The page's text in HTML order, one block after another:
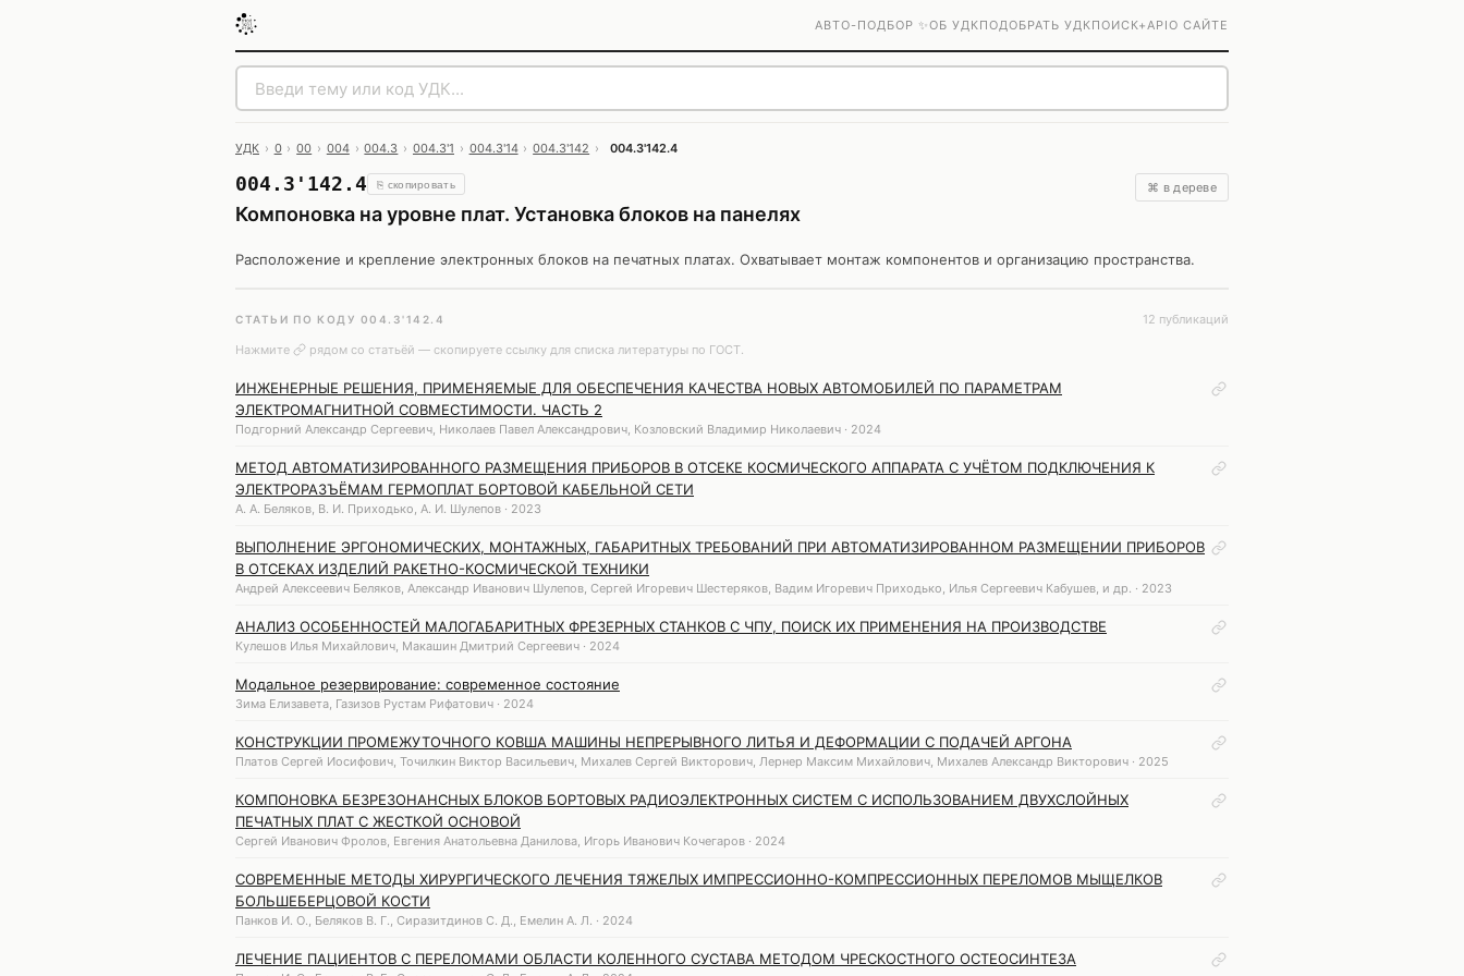
АВТО-ПОДБОР ✨ОБ УДКПОДОБРАТЬ УДКПОИСК+APIО САЙТЕ
УДК › 0 › 00 › 004 › 004.3 › 004.3'1 › 004.3'14 › 004.3'142 › 004.3'142.4
004.3'142.4 ⎘ скопировать
Компоновка на уровне плат. Установка блоков на панелях
⌘ в дереве
Расположение и крепление электронных блоков на печатных платах. Охватывает монтаж компонентов и организацию пространства.
СТАТЬИ ПО КОДУ 004.3'142.4
12 публикаций
Нажмите
рядом со статьёй — скопируете ссылку для списка литературы по ГОСТ.
ИНЖЕНЕРНЫЕ РЕШЕНИЯ, ПРИМЕНЯЕМЫЕ ДЛЯ ОБЕСПЕЧЕНИЯ КАЧЕСТВА НОВЫХ АВТОМОБИЛЕЙ ПО ПАРАМЕТРАМ
ЭЛЕКТРОМАГНИТНОЙ СОВМЕСТИМОСТИ. ЧАСТЬ 2
Подгорний Александр Сергеевич, Николаев Павел Александрович, Козловский Владимир Николаевич · 2024
МЕТОД АВТОМАТИЗИРОВАННОГО РАЗМЕЩЕНИЯ ПРИБОРОВ В ОТСЕКЕ КОСМИЧЕСКОГО АППАРАТА С УЧЁТОМ ПОДКЛЮЧЕНИЯ К
ЭЛЕКТРОРАЗЪЁМАМ ГЕРМОПЛАТ БОРТОВОЙ КАБЕЛЬНОЙ СЕТИ
А. А. Беляков, В. И. Приходько, А. И. Шулепов · 2023
ВЫПОЛНЕНИЕ ЭРГОНОМИЧЕСКИХ, МОНТАЖНЫХ, ГАБАРИТНЫХ ТРЕБОВАНИЙ ПРИ АВТОМАТИЗИРОВАННОМ РАЗМЕЩЕНИИ ПРИБОРОВ
В ОТСЕКАХ ИЗДЕЛИЙ РАКЕТНО-КОСМИЧЕСКОЙ ТЕХНИКИ
Андрей Алексеевич Беляков, Александр Иванович Шулепов, Сергей Игоревич Шестеряков, Вадим Игоревич Приходько, Илья Сергеевич Кабушев, и др. · 2023
АНАЛИЗ ОСОБЕННОСТЕЙ МАЛОГАБАРИТНЫХ ФРЕЗЕРНЫХ СТАНКОВ С ЧПУ, ПОИСК ИХ ПРИМЕНЕНИЯ НА ПРОИЗВОДСТВЕ
Кулешов Илья Михайлович, Макашин Дмитрий Сергеевич · 2024
Модальное резервирование: современное состояние
Зима Елизавета, Газизов Рустам Рифатович · 2024
КОНСТРУКЦИИ ПРОМЕЖУТОЧНОГО КОВША МАШИНЫ НЕПРЕРЫВНОГО ЛИТЬЯ И ДЕФОРМАЦИИ С ПОДАЧЕЙ АРГОНА
Платов Сергей Иосифович, Точилкин Виктор Васильевич, Михалев Сергей Викторович, Лернер Максим Михайлович, Михалев Александр Викторович · 2025
КОМПОНОВКА БЕЗРЕЗОНАНСНЫХ БЛОКОВ БОРТОВЫХ РАДИОЭЛЕКТРОННЫХ СИСТЕМ С ИСПОЛЬЗОВАНИЕМ ДВУХСЛОЙНЫХ
ПЕЧАТНЫХ ПЛАТ С ЖЕСТКОЙ ОСНОВОЙ
Сергей Иванович Фролов, Евгения Анатольевна Данилова, Игорь Иванович Кочегаров · 2024
СОВРЕМЕННЫЕ МЕТОДЫ ХИРУРГИЧЕСКОГО ЛЕЧЕНИЯ ТЯЖЕЛЫХ ИМПРЕССИОННО-КОМПРЕССИОННЫХ ПЕРЕЛОМОВ МЫЩЕЛКОВ
БОЛЬШЕБЕРЦОВОЙ КОСТИ
Панков И. О., Беляков В. Г., Сиразитдинов С. Д., Емелин А. Л. · 2024
ЛЕЧЕНИЕ ПАЦИЕНТОВ С ПЕРЕЛОМАМИ ОБЛАСТИ КОЛЕННОГО СУСТАВА МЕТОДОМ ЧРЕСКОСТНОГО ОСТЕОСИНТЕЗА